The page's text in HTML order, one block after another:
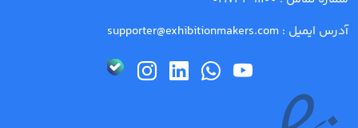
آدرس ایمیل : supporter@exhibitionmakers.com